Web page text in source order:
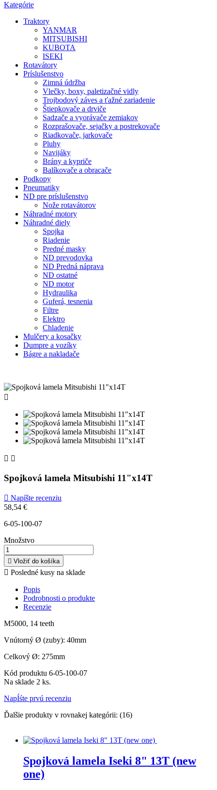
Kategórie
Traktory
YANMAR
MITSUBISHI
KUBOTA
ISEKI
Rotavátory
Príslušenstvo
Zimná údržba
Vlečky, boxy, paletizačné vidly
Trojbodový záves a ťažné zariadenie
Štiepkovače a drviče
Sadzače a vyorávače zemiakov
Rozprašovače, sejačky a postrekovače
Riadkovače, jarkovače
Pluhy
Navijáky
Brány a kypriče
Balíkovače a obracače
Podkopy
Pneumatiky
ND pre príslušenstvo
Nože rotavátorov
Náhradné motory
Náhradné diely
Spojka
Riadenie
Predné masky
ND prevodovka
ND Predná náprava
ND ostatné
ND motor
Hydraulika
Guferá, tesnenia
Filtre
Elektro
Chladenie
Mulčery a kosačky
Dumpre a vozíky
Bágre a nakladače

 
Spojková lamela Mitsubishi 11"x14T
 Napíšte recenziu
58,54 €
6-05-100-07
Množstvo
 Vložiť do košíka
 Posledné kusy na sklade
Popis
Podrobnosti o produkte
Recenzie
M5000, 14 teeth
Vnútorný Ø (zuby): 40mm
Celkový Ø: 275mm
Kód produktu 6-05-100-07
Na sklade 2 ks.
NapÍśte prvú recenziu
Ďalšie produkty v rovnakej kategórii: (16)
Spojková lamela Iseki 8" 13T (new
one)